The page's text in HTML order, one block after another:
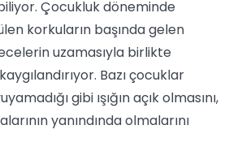
Çocukluk döneminde
korkuların başında gelen
uzamasıyla birlikte
Bazı çocuklar
gibi ışığın açık olmasını,
yanındında olmalarını